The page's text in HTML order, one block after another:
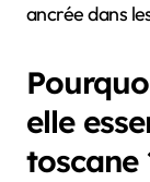
ancrée dans
elle
toscane